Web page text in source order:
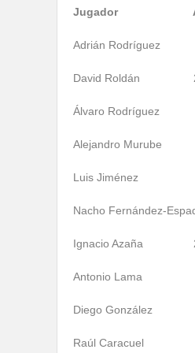
Jugador Año
Adrián Rodríguez
David Roldán
Álvaro Rodríguez
Alejandro Murube
Luis Jiménez
Nacho Fernández-
Ignacio Azaña
Antonio Lama
Diego González
Raúl Caracuel